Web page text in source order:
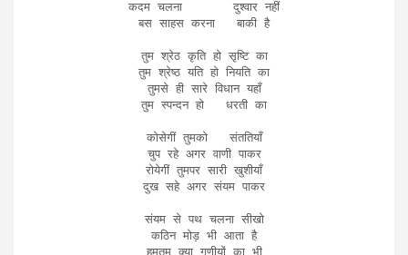
कदम चलना       दुश्वार नहीं
बस साहस करना   बाकी है
तुम श्रेठ कृति हो सृष्टि का
तुम श्रेष्ठ यति हो नियति का
तुमसे ही सारे विधान यहाँ
तुम स्पन्दन हो   धरती का
कोसेगीं तुमको   संततियाँ
चुप रहे अगर वाणी पाकर
रोयेगीं तुमपर सारी खुशीयाँ
दुख सहे अगर संयम पाकर
संयम से पथ चलना सीखो
कठिन मोड़ भी आता है
हमतुम क्या गुणीयों का भी